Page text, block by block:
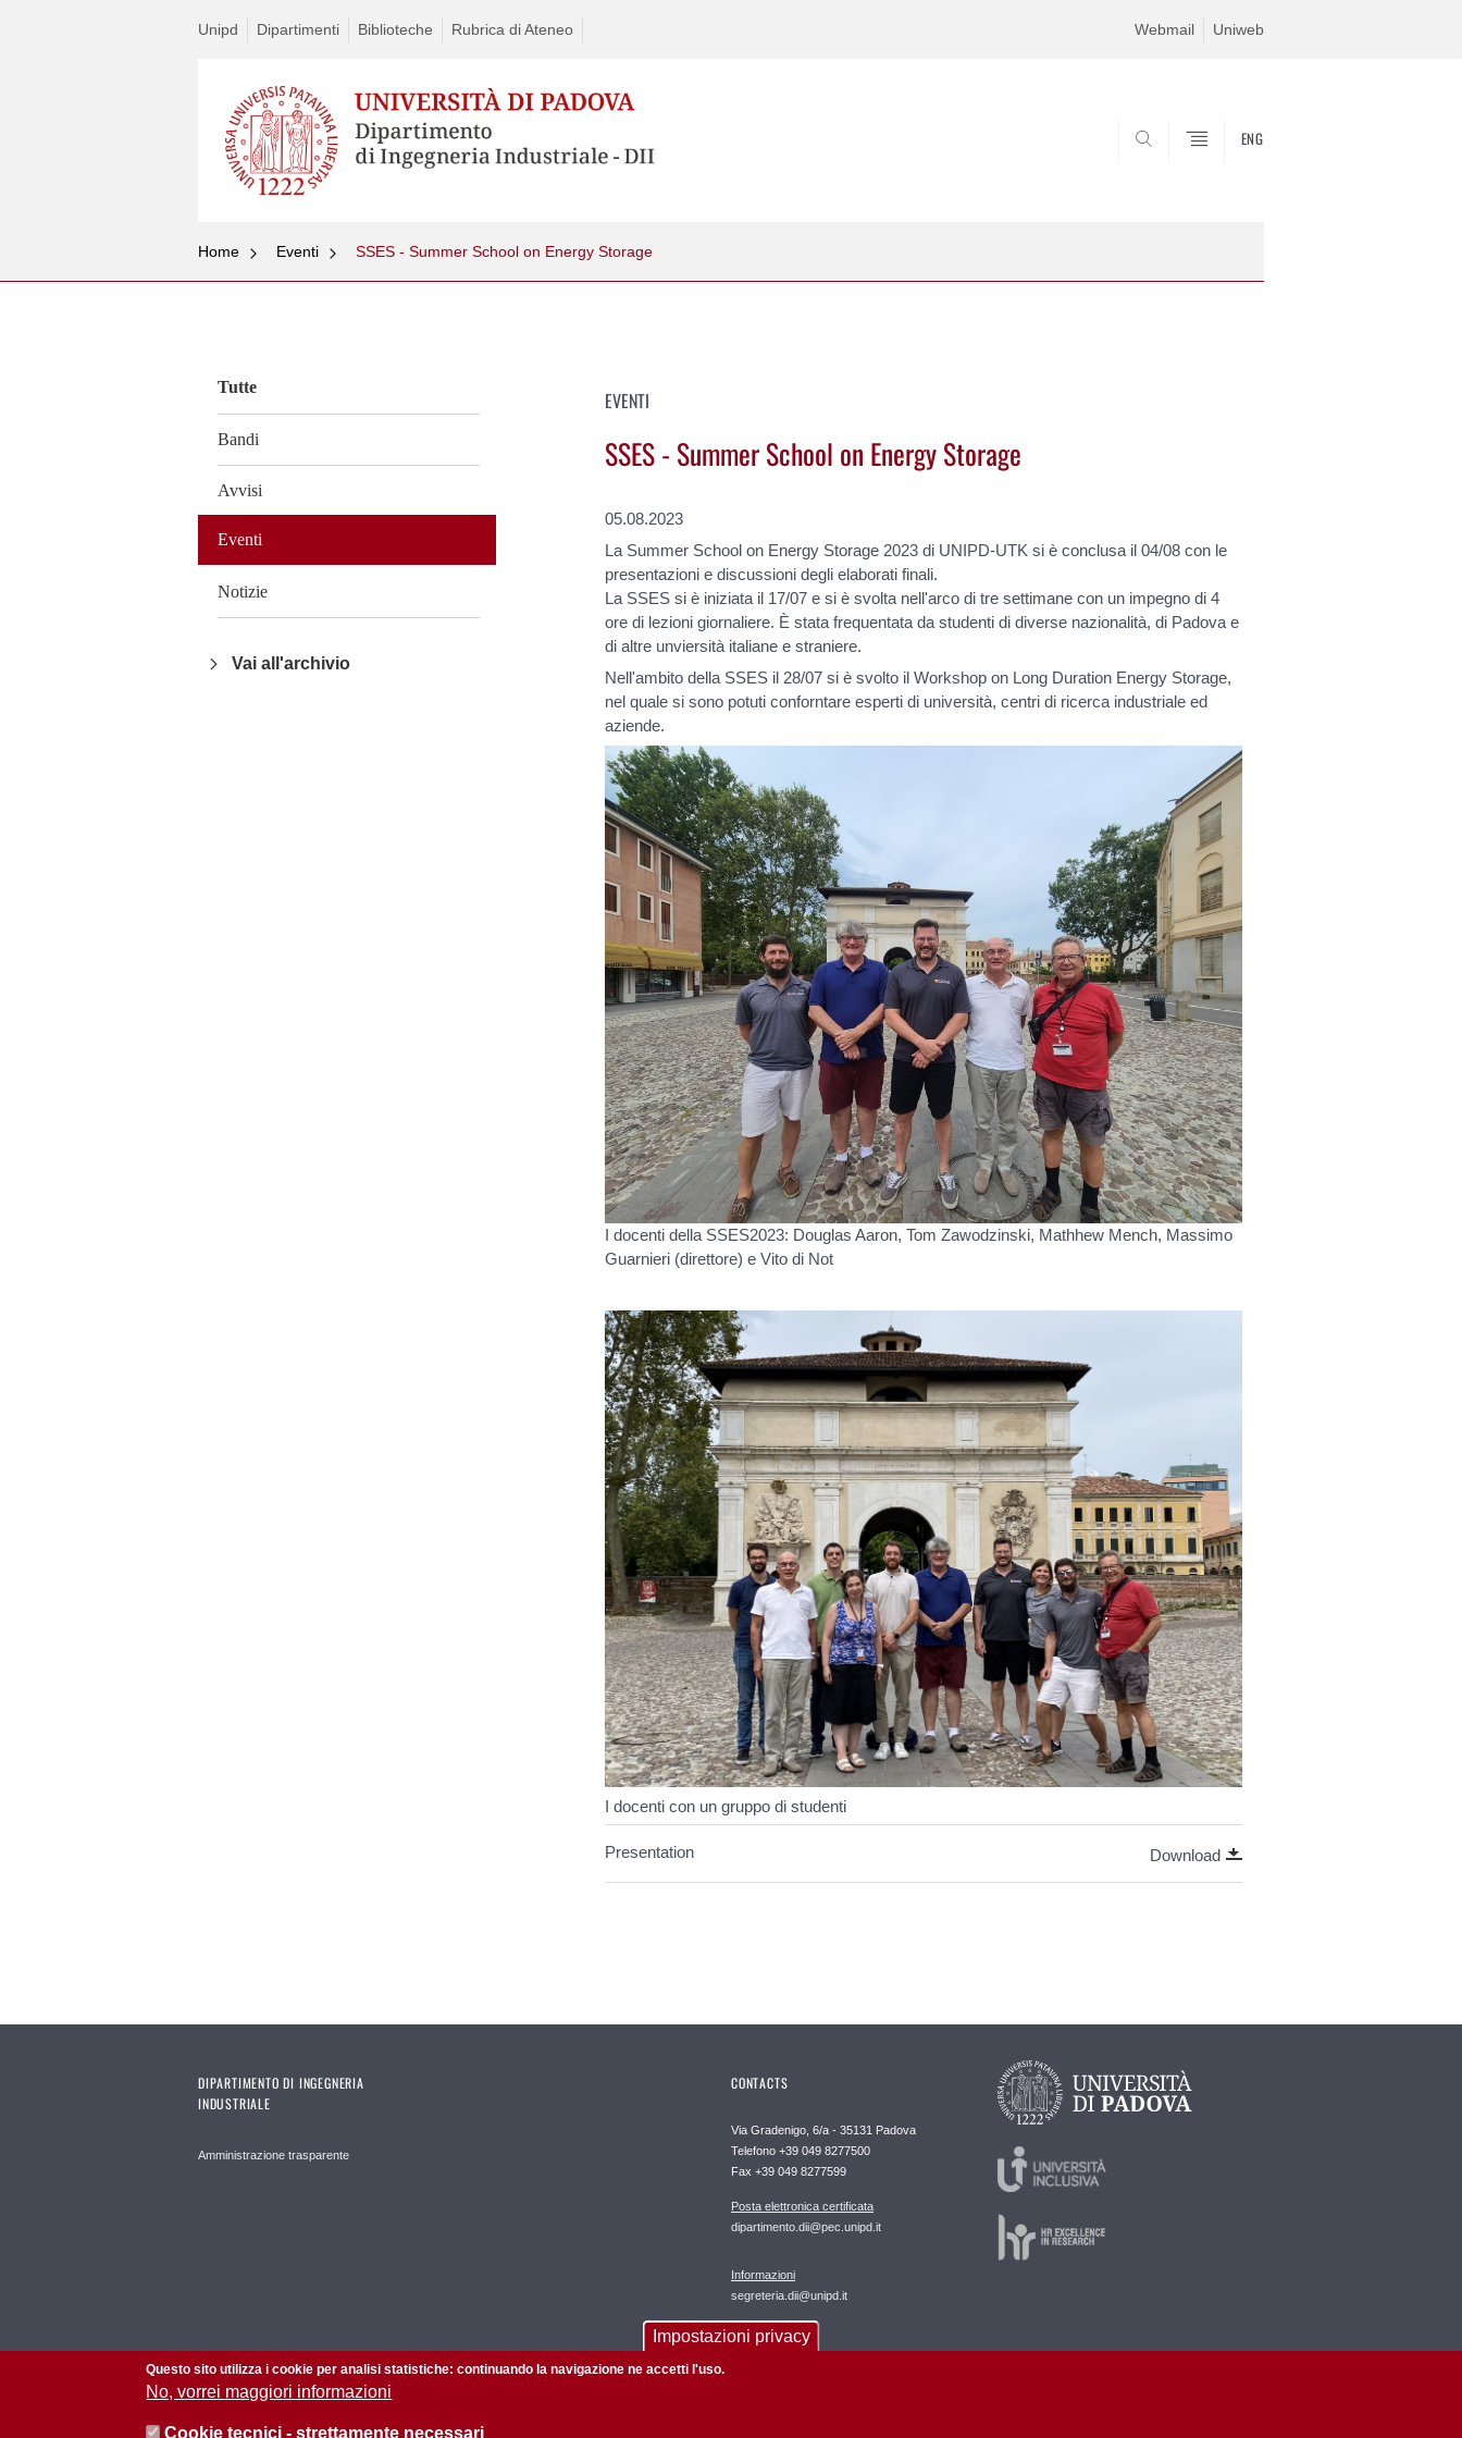
Unipd Dipartimenti Biblioteche Rubrica di Ateneo Webmail Uniweb
ENG
Home Eventi SSES - Summer School on Energy Storage
Tutte
Bandi
Avvisi
Eventi
Notizie
Vai all'archivio
EVENTI
SSES - Summer School on Energy Storage
05.08.2023
La Summer School on Energy Storage 2023 di UNIPD-UTK si è conclusa il 04/08 con le
presentazioni e discussioni degli elaborati finali.
La SSES si è iniziata il 17/07 e si è svolta nell'arco di tre settimane con un impegno di 4
ore di lezioni giornaliere. È stata frequentata da studenti di diverse nazionalità, di Padova e
di altre unviersità italiane e straniere.
Nell'ambito della SSES il 28/07 si è svolto il Workshop on Long Duration Energy Storage,
nel quale si sono potuti conforntare esperti di università, centri di ricerca industriale ed
aziende.
I docenti della SSES2023: Douglas Aaron, Tom Zawodzinski, Mathhew Mench, Massimo
Guarnieri (direttore) e Vito di Not
I docenti con un gruppo di studenti
Presentation Download
DIPARTIMENTO DI INGEGNERIA
INDUSTRIALE
Amministrazione trasparente
CONTACTS
Via Gradenigo, 6/a - 35131 Padova
Telefono +39 049 8277500
Fax +39 049 8277599
Posta elettronica certificata
dipartimento.dii@pec.unipd.it
Informazioni
segreteria.dii@unipd.it
Impostazioni privacy
Questo sito utilizza i cookie per analisi statistiche: continuando la navigazione ne accetti l'uso.
No, vorrei maggiori informazioni
Cookie tecnici - strettamente necessari